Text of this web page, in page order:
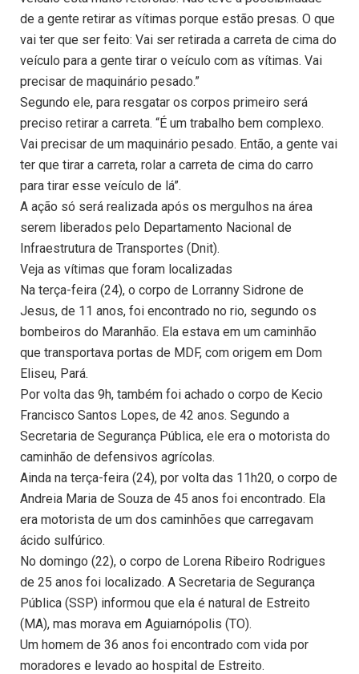
de a gente retirar as vítimas porque estão presas. O que
vai ter que ser feito: Vai ser retirada a carreta de cima do
veículo para a gente tirar o veículo com as vítimas. Vai
precisar de maquinário pesado.”
Segundo ele, para resgatar os corpos primeiro será
preciso retirar a carreta. “É um trabalho bem complexo.
Vai precisar de um maquinário pesado. Então, a gente vai
ter que tirar a carreta, rolar a carreta de cima do carro
para tirar esse veículo de lá”.
A ação só será realizada após os mergulhos na área
serem liberados pelo Departamento Nacional de
Infraestrutura de Transportes (Dnit).
Veja as vítimas que foram localizadas
Na terça-feira (24), o corpo de Lorranny Sidrone de
Jesus, de 11 anos, foi encontrado no rio, segundo os
bombeiros do Maranhão. Ela estava em um caminhão
que transportava portas de MDF, com origem em Dom
Eliseu, Pará.
Por volta das 9h, também foi achado o corpo de Kecio
Francisco Santos Lopes, de 42 anos. Segundo a
Secretaria de Segurança Pública, ele era o motorista do
caminhão de defensivos agrícolas.
Ainda na terça-feira (24), por volta das 11h20, o corpo de
Andreia Maria de Souza de 45 anos foi encontrado. Ela
era motorista de um dos caminhões que carregavam
ácido sulfúrico.
No domingo (22), o corpo de Lorena Ribeiro Rodrigues
de 25 anos foi localizado. A Secretaria de Segurança
Pública (SSP) informou que ela é natural de Estreito
(MA), mas morava em Aguiarnópolis (TO).
Um homem de 36 anos foi encontrado com vida por
moradores e levado ao hospital de Estreito.